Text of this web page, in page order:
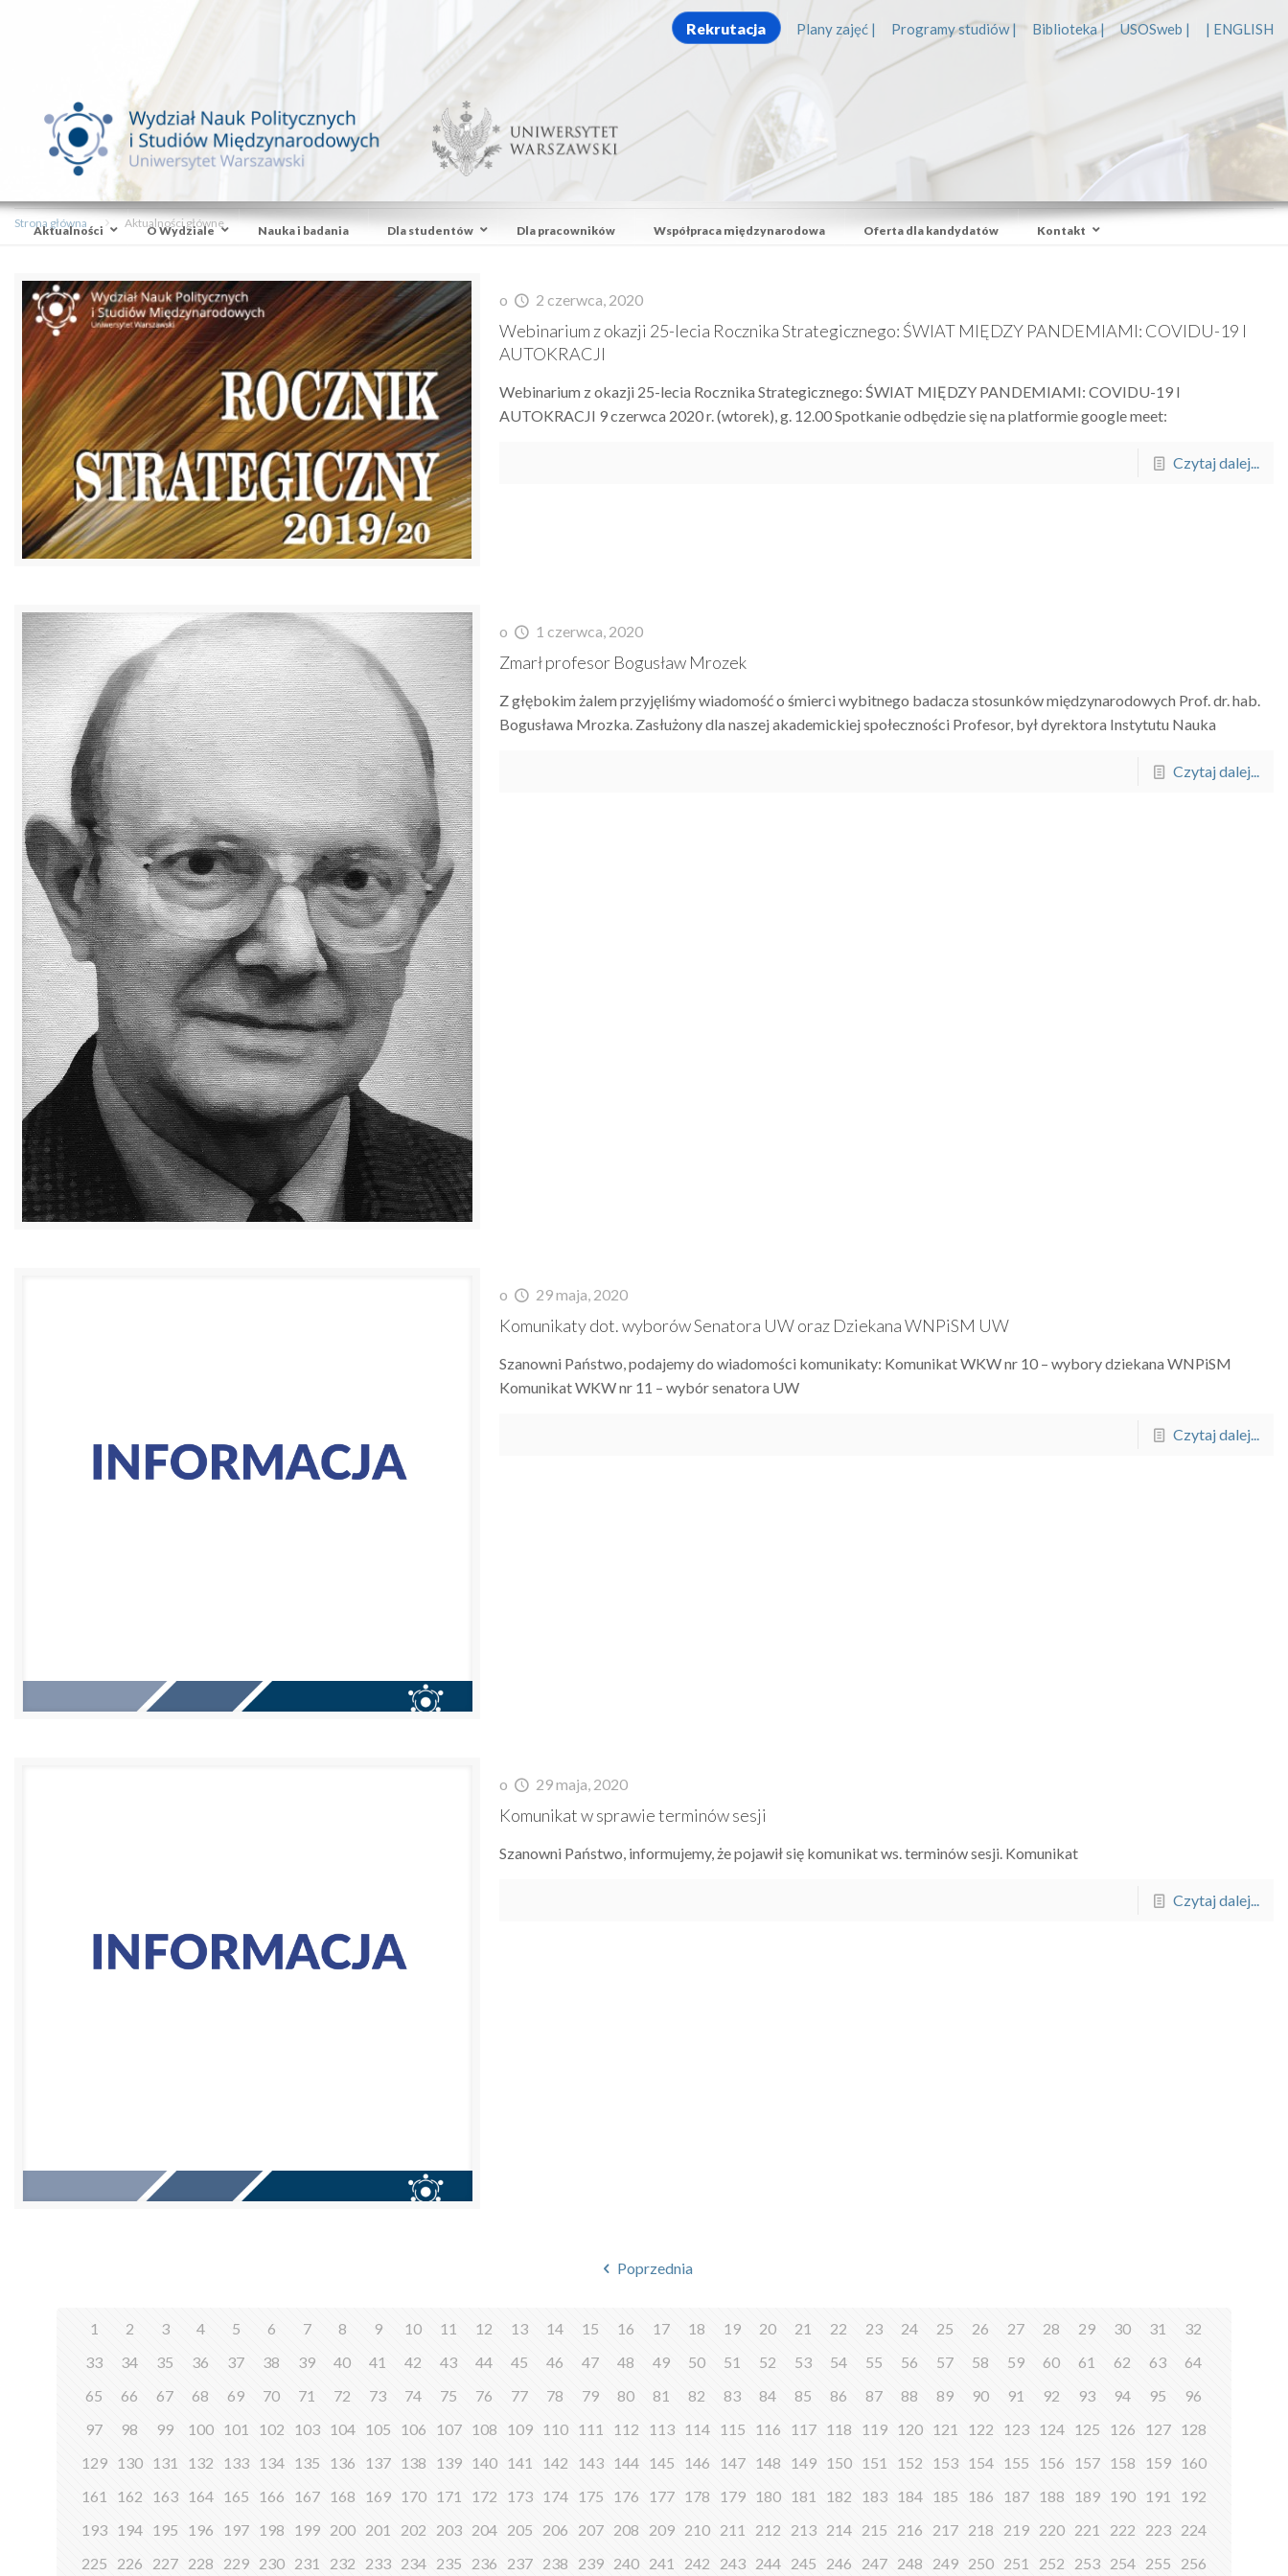
Rekrutacja Plany zajęć | Programy studiów | Biblioteka | USOSweb | | ENGLISH
Aktualności O Wydziale Nauka i badania Dla studentów Dla pracowników Współpraca międzynarodowa Oferta dla kandydatów Kontakt
Strona główna Aktualności główne
o 2 czerwca, 2020
Webinarium z okazji 25-lecia Rocznika Strategicznego: ŚWIAT MIĘDZY PANDEMIAMI: COVIDU-19 I
AUTOKRACJI
Webinarium z okazji 25-lecia Rocznika Strategicznego: ŚWIAT MIĘDZY PANDEMIAMI: COVIDU-19 I
AUTOKRACJI 9 czerwca 2020 r. (wtorek), g. 12.00 Spotkanie odbędzie się na platformie google meet:
Czytaj dalej...
o 1 czerwca, 2020
Zmarł profesor Bogusław Mrozek
Z głębokim żalem przyjęliśmy wiadomość o śmierci wybitnego badacza stosunków międzynarodowych Prof. dr. hab.
Bogusława Mrozka. Zasłużony dla naszej akademickiej społeczności Profesor, był dyrektora Instytutu Nauka
Czytaj dalej...
o 29 maja, 2020
Komunikaty dot. wyborów Senatora UW oraz Dziekana WNPiSM UW
Szanowni Państwo, podajemy do wiadomości komunikaty: Komunikat WKW nr 10 – wybory dziekana WNPiSM
Komunikat WKW nr 11 – wybór senatora UW
Czytaj dalej...
o 29 maja, 2020
Komunikat w sprawie terminów sesji
Szanowni Państwo, informujemy, że pojawił się komunikat ws. terminów sesji. Komunikat
Czytaj dalej...
Poprzednia
1 2 3 4 5 6 7 8 9 10 11 12 13 14 15 16 17 18 19 20 21 22 23 24 25 26 27 28 29 30 31
32
33
34 35 36 37 38 39 40 41 42 43 44 45 46 47 48 49 50 51 52 53 54 55 56 57 58 59 60 61 62 63
64
65
66 67 68 69 70 71 72 73 74 75 76 77 78 79 80 81 82 83 84 85 86 87 88 89 90 91 92 93 94 95
96
97
98 99 100 101 102 103 104 105 106 107 108 109 110 111 112 113 114 115 116 117 118 119 120 121 122 123 124 125 126 127 128
129 130 131 132 133 134 135 136 137 138 139 140 141 142 143 144 145 146 147 148 149 150 151 152 153 154 155 156 157 158 159 160
161
162 163 164 165 166 167 168 169 170 171 172 173 174 175 176 177 178 179 180 181 182 183 184 185 186 187 188 189 190 191
192
193 194 195 196 197 198 199 200 201 202 203 204 205 206 207 208 209 210 211 212 213 214 215 216 217 218 219 220 221 222 223 224
225
226 227 228 229 230 231 232 233 234 235 236 237 238 239 240 241 242 243 244 245 246 247 248 249 250 251 252 253 254 255 256